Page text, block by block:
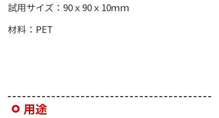
試用サイズ：90ｘ90ｘ10ｍｍ
材料：PET
用途